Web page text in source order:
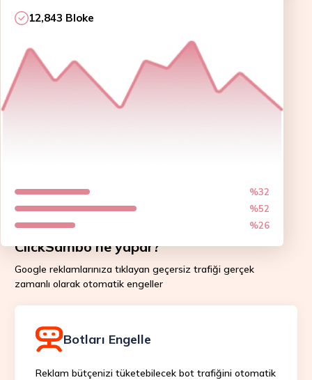
12,843 Bloke
%32
%52
%26
ClickSambo ne yapar?
Google reklamlarınıza tıklayan geçersiz trafiği gerçek
zamanlı olarak otomatik engeller
Botları Engelle
Reklam bütçenizi tüketebilecek bot trafiğini otomatik